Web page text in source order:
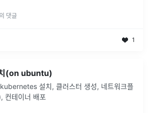
댓글
1
(on ubuntu)
설치, 클러스터 생성, 네트워크플
컨테이너 배포